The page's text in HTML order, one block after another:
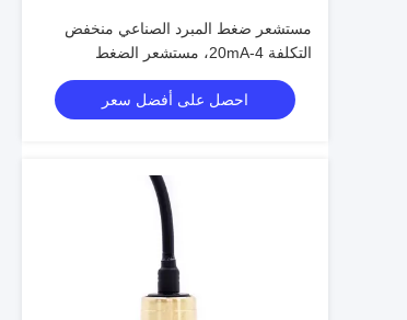
مستشعر ضغط المبرد الصناعي منخفض
التكلفة 4-20mA، مستشعر الضغط
الهيدروليكي
احصل على أفضل سعر